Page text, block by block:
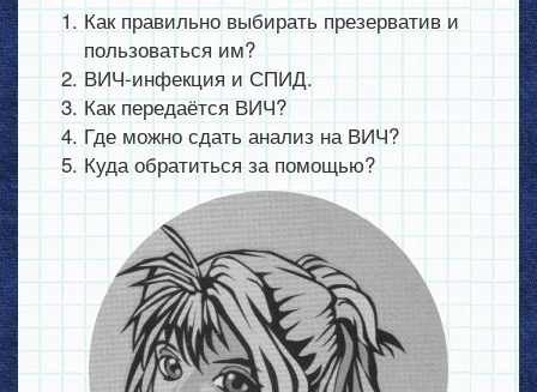
Как правильно выбирать презерватив и
пользоваться им?
ВИЧ-инфекция и СПИД.
Как передаётся ВИЧ?
Где можно сдать анализ на ВИЧ?
Куда обратиться за помощью?